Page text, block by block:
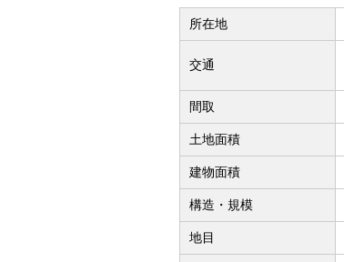
所在地
交通
間取
土地面積
建物面積
構造・規模
地目